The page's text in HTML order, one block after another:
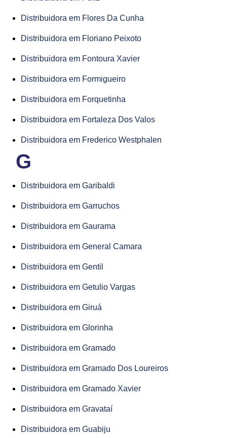
Distribuidora em Flores Da Cunha
Distribuidora em Floriano Peixoto
Distribuidora em Fontoura Xavier
Distribuidora em Formigueiro
Distribuidora em Forquetinha
Distribuidora em Fortaleza Dos Valos
Distribuidora em Frederico Westphalen
G
Distribuidora em Garibaldi
Distribuidora em Garruchos
Distribuidora em Gaurama
Distribuidora em General Camara
Distribuidora em Gentil
Distribuidora em Getulio Vargas
Distribuidora em Giruá
Distribuidora em Glorinha
Distribuidora em Gramado
Distribuidora em Gramado Dos Loureiros
Distribuidora em Gramado Xavier
Distribuidora em Gravataí
Distribuidora em Guabiju